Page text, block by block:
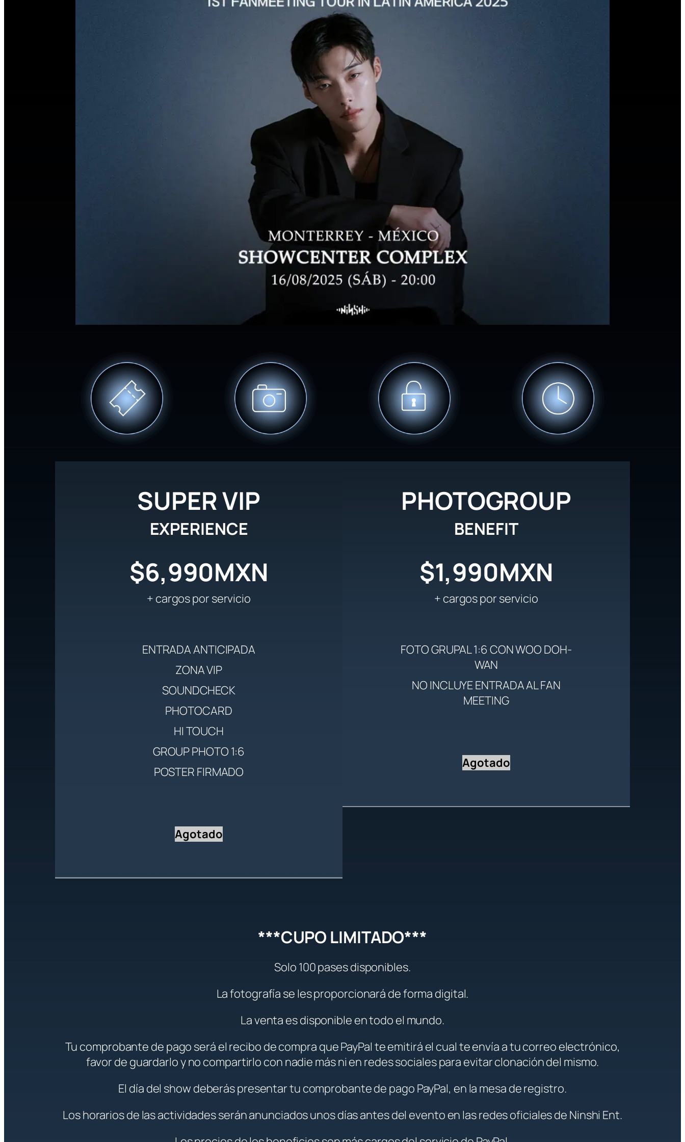
SUPER VIP
EXPERIENCE
$6,990MXN
+ cargos por servicio
ENTRADA ANTICIPADA
ZONA VIP
SOUNDCHECK
PHOTOCARD
HI TOUCH
GROUP PHOTO 1:6
POSTER FIRMADO
Agotado
PHOTOGROUP
BENEFIT
$1,990MXN
+ cargos por servicio
FOTO GRUPAL 1:6 CON WOO DOH-
WAN
NO INCLUYE ENTRADA AL FAN
MEETING
Agotado
***CUPO LIMITADO***
Solo 100 pases disponibles.
La fotografía se les proporcionará de forma digital.
La venta es disponible en todo el mundo.
Tu comprobante de pago será el recibo de compra que PayPal te emitirá el cual te envía a tu correo electrónico,
favor de guardarlo y no compartirlo con nadie más ni en redes sociales para evitar clonación del mismo.
El día del show deberás presentar tu comprobante de pago PayPal, en la mesa de registro.
Los horarios de las actividades serán anunciados unos días antes del evento en las redes oficiales de Ninshi Ent.